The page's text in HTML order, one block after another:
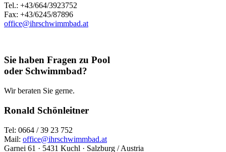
Tel.: +43/664/3923752
Fax: +43/6245/87896
office@ihrschwimmbad.at
Sie haben Fragen zu Pool
oder Schwimmbad?
Wir beraten Sie gerne.
Ronald Schönleitner
Tel: 0664 / 39 23 752
Mail: office@ihrschwimmbad.at
Garnei 61 · 5431 Kuchl · Salzburg / Austria